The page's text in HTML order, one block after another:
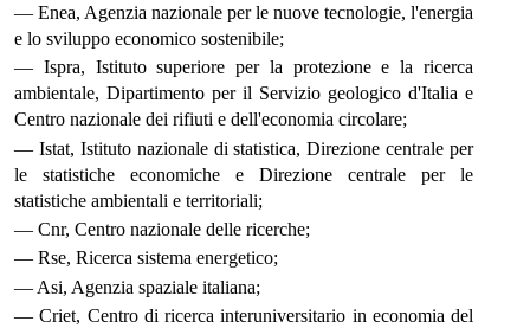
— Enea, Agenzia nazionale per le nuove tecnologie, l'energia
e lo sviluppo economico sostenibile;
— Ispra, Istituto superiore per la protezione e la ricerca
ambientale, Dipartimento per il Servizio geologico d'Italia e
Centro nazionale dei rifiuti e dell'economia circolare;
— Istat, Istituto nazionale di statistica, Direzione centrale per
le statistiche economiche e Direzione centrale per le
statistiche ambientali e territoriali;
— Cnr, Centro nazionale delle ricerche;
— Rse, Ricerca sistema energetico;
— Asi, Agenzia spaziale italiana;
— Criet, Centro di ricerca interuniversitario in economia del